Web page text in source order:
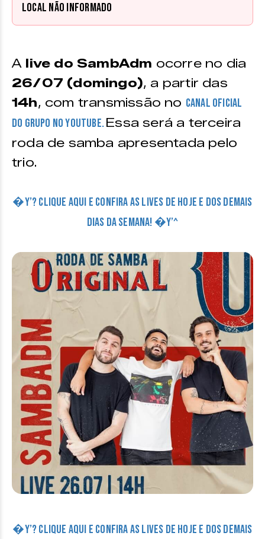
Local não informado
A live do SambAdm ocorre no dia
26/07 (domingo), a partir das
14h, com transmissão no canal oficial
do grupo no Youtube.Essa será a terceira
roda de samba apresentada pelo
trio.
�Y’? CLIQUE AQUI E CONFIRA AS LIVES DE HOJE E DOS DEMAIS
DIAS DA SEMANA! �Y’^
�Y’? CLIQUE AQUI E CONFIRA AS LIVES DE HOJE E DOS DEMAIS